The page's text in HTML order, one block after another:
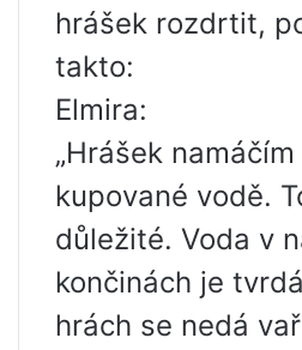
hrášek rozdrtit,
takto:
Elmira:
„Hrášek
kupované vodě.
důležité. Voda v
končinách je
hrách se nedá